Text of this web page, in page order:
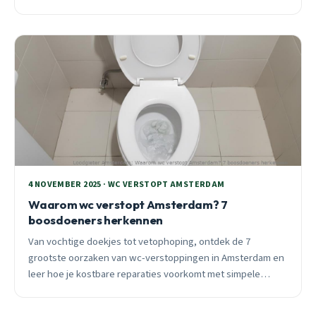
4 NOVEMBER 2025 · WC VERSTOPT AMSTERDAM
Waarom wc verstopt Amsterdam? 7
boosdoeners herkennen
Van vochtige doekjes tot vetophoping, ontdek de 7
grootste oorzaken van wc-verstoppingen in Amsterdam en
leer hoe je kostbare reparaties voorkomt met simpele